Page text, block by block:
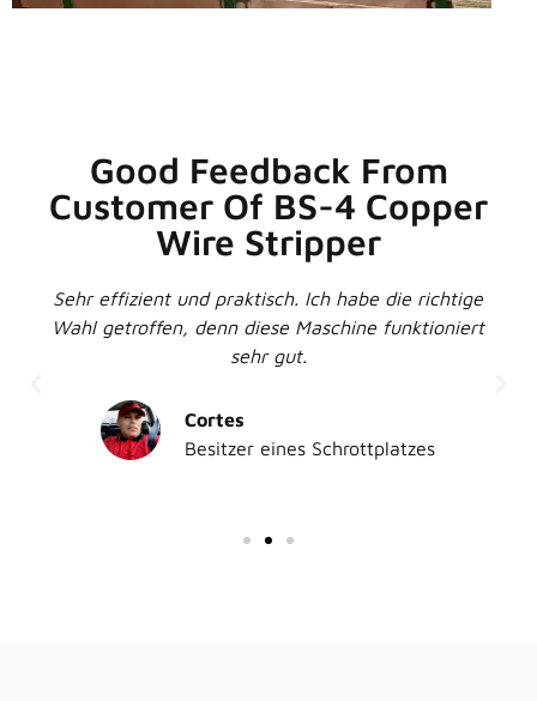
Good Feedback From
Customer Of BS-4 Copper
Wire Stripper
Sehr effizient und praktisch. Ich habe die richtige
Wahl getroffen, denn diese Maschine funktioniert
sehr gut.
Cortes
Besitzer eines Schrottplatzes